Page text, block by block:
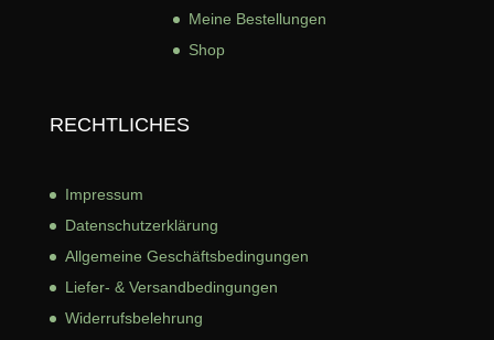
Meine Bestellungen
Shop
RECHTLICHES
Impressum
Datenschutzerklärung
Allgemeine Geschäftsbedingungen
Liefer- & Versandbedingungen
Widerrufsbelehrung